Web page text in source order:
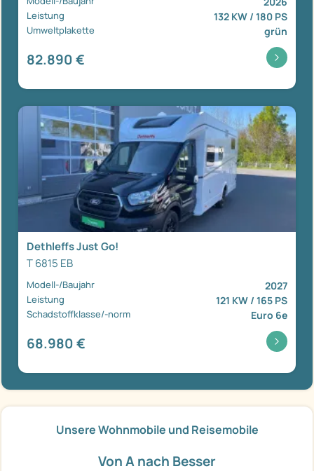
Leistung 132 KW / 180 PS
Umweltplakette grün
82.890 €
Dethleffs Just Go!
T 6815 EB
Modell-/Baujahr 2027
Leistung 121 KW / 165 PS
Schadstoffklasse/-norm Euro 6e
68.980 €
Unsere Wohnmobile und Reisemobile
Von A nach Besser